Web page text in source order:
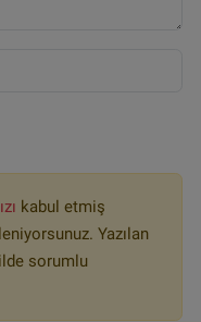
kabul etmiş
Yazılan
sorumlu